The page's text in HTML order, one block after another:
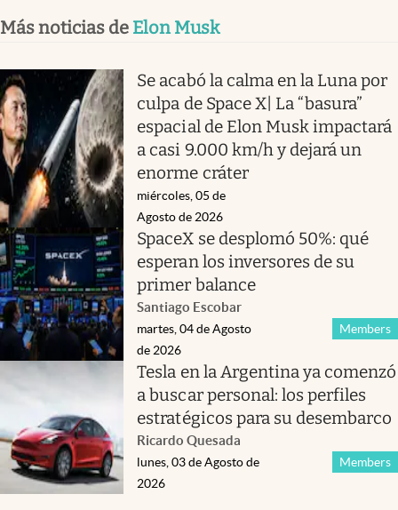
Más noticias de Elon Musk
Se acabó la calma en la Luna por
culpa de Space X| La “basura”
espacial de Elon Musk impactará
a casi 9.000 km/h y dejará un
enorme cráter
miércoles, 05 de
Agosto de 2026
SpaceX se desplomó 50%: qué
esperan los inversores de su
primer balance
Santiago Escobar
Members
martes, 04 de Agosto
de 2026
Tesla en la Argentina ya comenzó
a buscar personal: los perfiles
estratégicos para su desembarco
Ricardo Quesada
Members
lunes, 03 de Agosto de
2026